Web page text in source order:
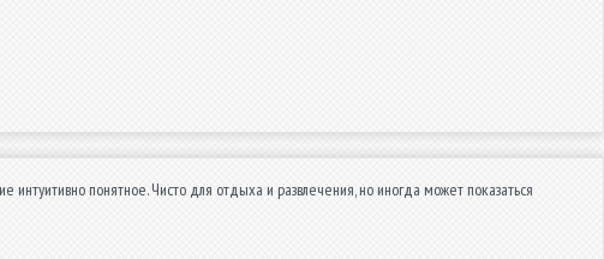
понятное. Чисто для отдыха и развлечения, но иногда может показаться